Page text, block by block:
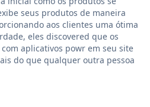
seus produtos de maneira
aos clientes uma ótima
eles discovered que os
aplicativos powr em seu site
do que qualquer outra pessoa